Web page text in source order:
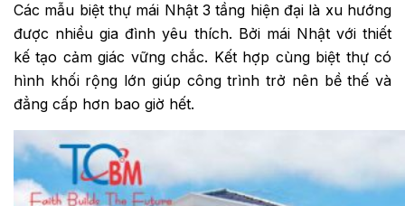
Các mẫu biệt thự mái Nhật 3 tầng hiện đại là xu hướng
được nhiều gia đình yêu thích. Bởi mái Nhật với thiết
kế tạo cảm giác vững chắc. Kết hợp cùng biệt thự có
hình khối rộng lớn giúp công trình trở nên bề thế và
đẳng cấp hơn bao giờ hết.